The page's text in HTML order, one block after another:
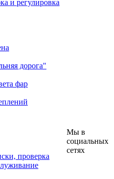
и регулировка
дорога"
фар
проверка
Мы в
социальных
сетях